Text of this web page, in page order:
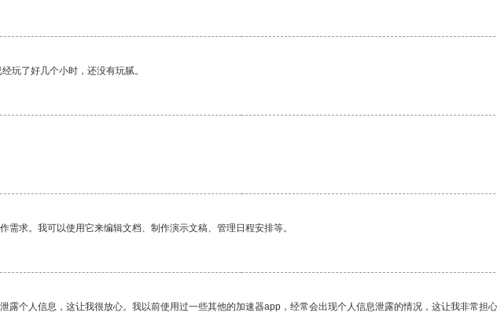
玩了好几个小时，还没有玩腻。
需求。我可以使用它来编辑文档、制作演示文稿、管理日程安排等。
露个人信息，这让我很放心。我以前使用过一些其他的加速器app，经常会出现个人信息泄露的情况，这让我非常担心